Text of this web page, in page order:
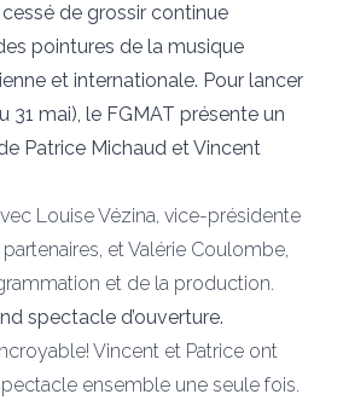
cessé de grossir continue
pointures de la musique
et internationale. Pour lancer
31 mai), le FGMAT présente un
Patrice Michaud et Vincent
Louise Vézina, vice-présidente
et Valérie Coulombe,
et de la production.
spectacle d’ouverture.
Vincent et Patrice ont
ensemble une seule fois.